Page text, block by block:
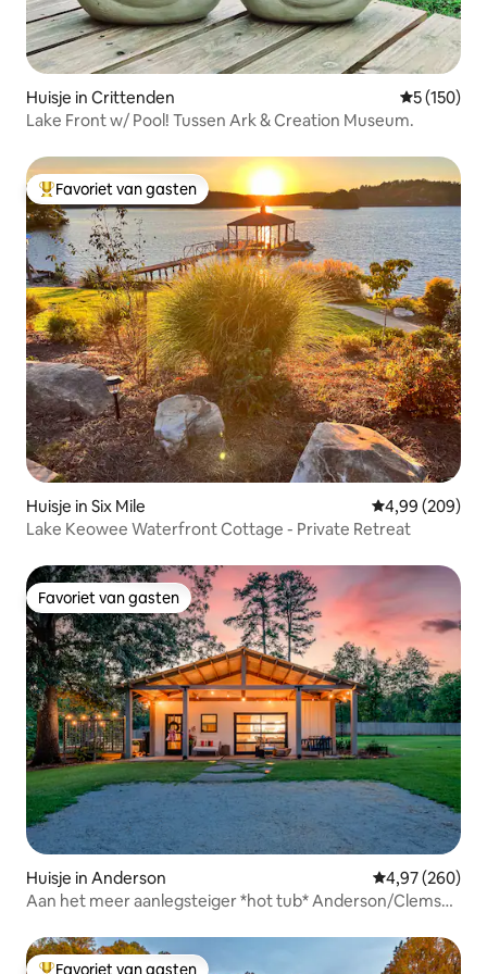
Huisje in Crittenden
5 (150)
Lake Front w/ Pool! Tussen Ark & Creation Museum.
Topfavoriet van gasten
Favoriet van gasten
Huisje in Six Mile Gemiddelde
4,99 (209)
Lake Keowee Waterfront Cottage - Private Retreat
Favoriet van gasten
Favoriet van gasten
Huisje in Anderson Gemiddelde
4,97 (260)
Aan het meer aanlegsteiger *hot tub* Anderson/Clemson